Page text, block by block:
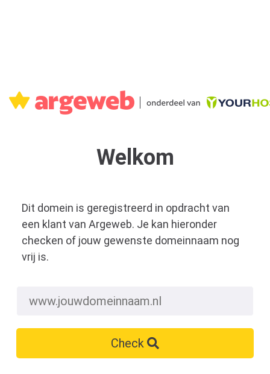
Welkom
Dit domein is geregistreerd in opdracht van
een klant van Argeweb. Je kan hieronder
checken of jouw gewenste domeinnaam nog
vrij is.
Check